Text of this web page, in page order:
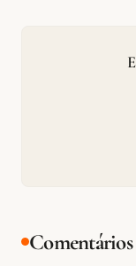
Comentários